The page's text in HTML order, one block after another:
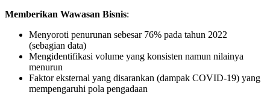
Memberikan Wawasan Bisnis:
Menyoroti penurunan sebesar 76% pada tahun 2022
(sebagian data)
Mengidentifikasi volume yang konsisten namun nilainya
menurun
Faktor eksternal yang disarankan (dampak COVID-19) yang
mempengaruhi pola pengadaan